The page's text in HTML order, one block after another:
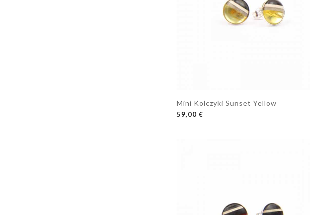
Mini Kolczyki Sunset Yellow
59,00 €
DODAJ DO KOSZYKA